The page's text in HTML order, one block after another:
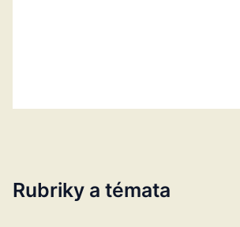
Rubriky a témata